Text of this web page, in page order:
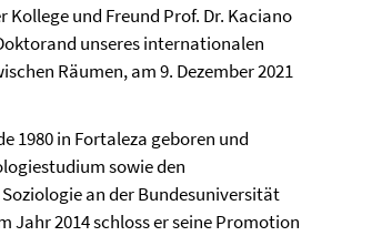
Kollege und Freund Prof. Dr. Kaciano
unseres internationalen
Räumen, am 9. Dezember 2021
1980 in Fortaleza geboren und
sowie den
an der Bundesuniversität
Jahr 2014 schloss er seine Promotion